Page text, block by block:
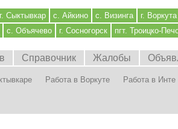
г. Сыктывкар с. Айкино с. Визинга
г. Воркута
с. Объячево г. Сосногорск пгт. Троицко-
Справочник Жалобы
Работа в Воркуте Работа в Инте